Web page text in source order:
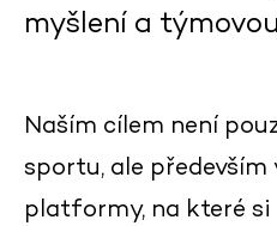
myšlení a
Naším cílem není
sportu, ale
platformy, na které